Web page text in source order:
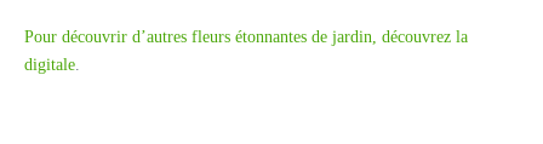
Pour découvrir d’autres fleurs étonnantes de jardin, découvrez la
digitale.